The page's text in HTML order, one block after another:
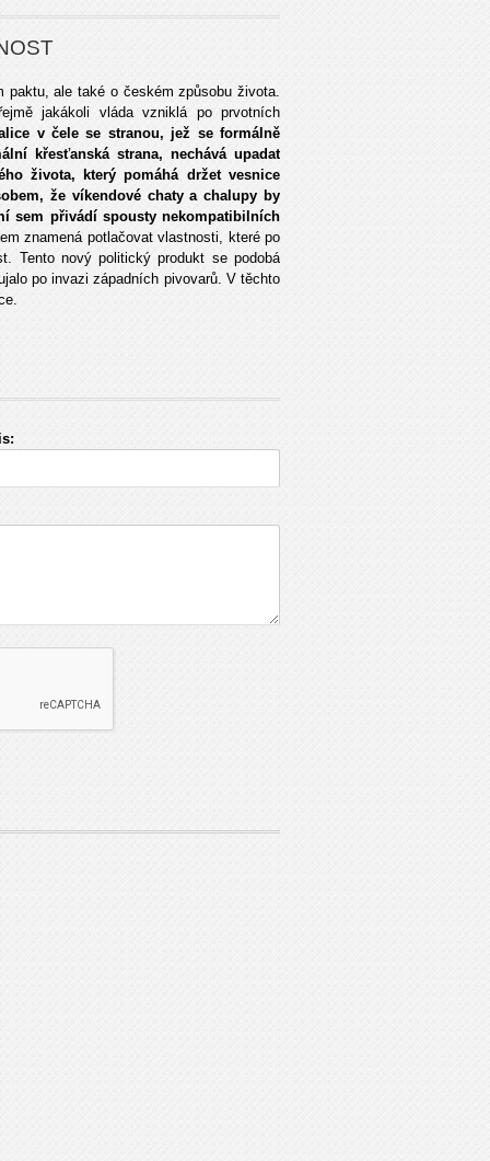
paktu, ale také o českém způsobu života.
jakákoli vláda vzniklá po prvotních
v čele se stranou, jež se formálně
křesťanská strana, nechává upadat
života, který pomáhá držet vesnice
že víkendové chaty a chalupy by
sem přivádí spousty nekompatibilních
znamená potlačovat vlastnosti, které po
Tento nový politický produkt se podobá
po invazi západních pivovarů. V těchto